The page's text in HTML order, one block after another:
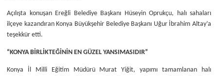
Açılışta konuşan Ereğli Belediye Başkanı Hüseyin Oprukçu, halı sahaları
ilçeye kazandıran Konya Büyükşehir Belediye Başkanı Uğur İbrahim Altay’a
teşekkür etti.
“KONYA BİRLİKTEĞİNİN EN GÜZEL YANSIMASIDIR”
Konya İl Milli Eğitim Müdürü Murat Yiğit, yapımı tamamlanan halı